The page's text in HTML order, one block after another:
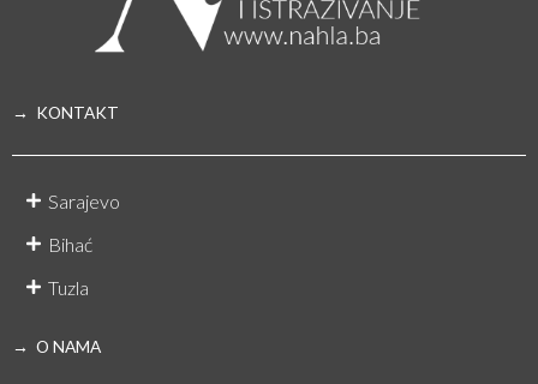
→ KONTAKT
Sarajevo
Bihać
Tuzla
→ O NAMA